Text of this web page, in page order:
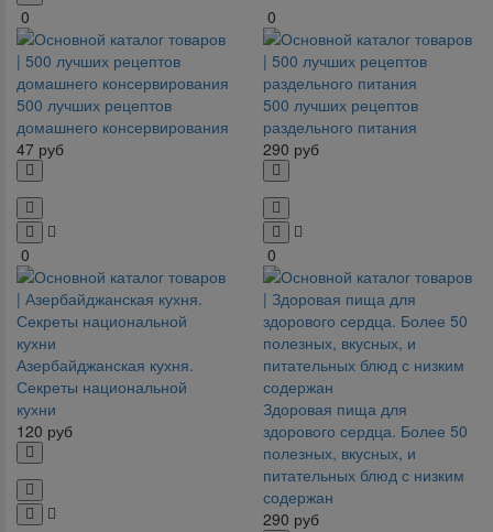
0
500 лучших рецептов
домашнего консервирования
47 руб
0
500 лучших рецептов
раздельного питания
290 руб
0
Азербайджанская кухня.
Секреты национальной
кухни
120 руб
0
Здоровая пища для
здорового сердца. Более 50
полезных, вкусных, и
питательных блюд с низким
содержан
290 руб